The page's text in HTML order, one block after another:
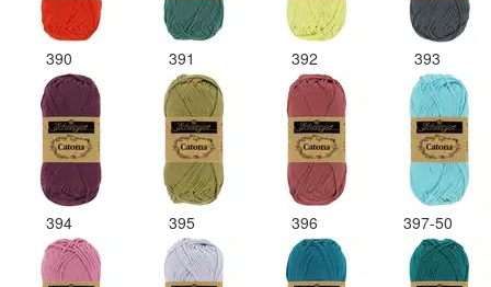
390 391 392 393
394 395 396 397-50